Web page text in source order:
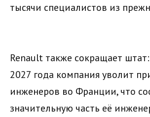
тысячи специалистов из
Renault также сокращает
2027 года компания уволит
инженеров во Франции, что
значительную часть её